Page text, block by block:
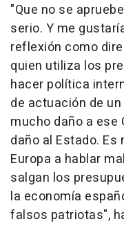
"Que no se
serio. Y me
reflexión como
quien utiliza los
hacer política
de actuación de
mucho daño a ese
daño al Estado.
Europa a hablar
salgan los
la economía
falsos patriotas",